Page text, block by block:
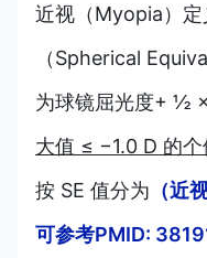
近视（Myopia）
（Spherical
为球镜屈光度+ ½ ×
大值 ≤ −1.0 D 的个
按 SE 值分为 （近
可参考PMID: